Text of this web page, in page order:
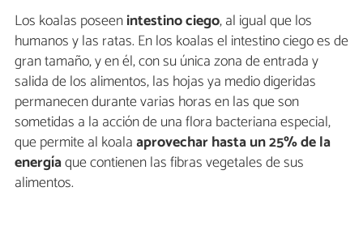
Los koalas poseenintestino ciego, al igual que los
humanos y las ratas. En los koalas el intestino ciego es de
gran tamaño, y en él, con su única zona de entrada y
salida de los alimentos, las hojas ya medio digeridas
permanecen durante varias horas en las que son
sometidas a la acción de una flora bacteriana especial,
que permite al koalaaprovechar hasta un 25% de la
energíaque contienen las fibras vegetales de sus
alimentos.